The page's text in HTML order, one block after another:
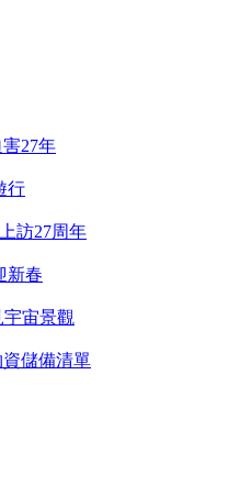
27年
行
訪27周年
新春
宇宙景觀
資儲備清單